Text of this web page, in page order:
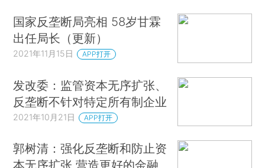
国家反垄断局亮相 58岁甘霖
出任局长（更新）
2021年11月15日 APP打开
发改委：监管资本无序扩张、
反垄断不针对特定所有制企业
2021年10月21日 APP打开
郭树清：强化反垄断和防止资
本无序扩张 营造更好的金融